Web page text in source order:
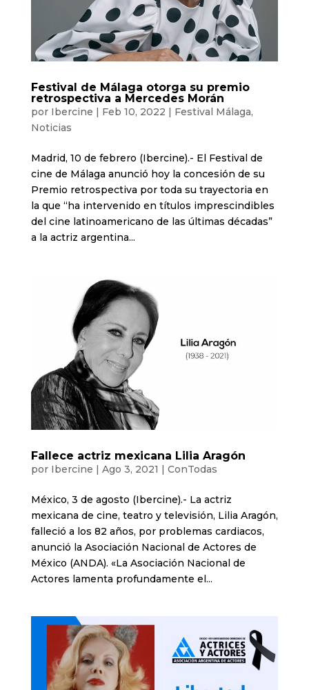
Festival de Málaga otorga su premio
retrospectiva a Mercedes Morán
por Ibercine Feb 10, 2022 Festival Málaga,
Noticias
Madrid, 10 de febrero (Ibercine).- El Festival de
cine de Málaga anunció hoy la concesión de su
Premio retrospectiva por toda su trayectoria en
la que “ha intervenido en títulos imprescindibles
del cine latinoamericano de las últimas décadas”
a la actriz argentina...
Fallece actriz mexicana Lilia Aragón
por Ibercine | Ago 3, 2021 | ConTodas
México, 3 de agosto (Ibercine).- La actriz
mexicana de cine, teatro y televisión, Lilia Aragón,
falleció a los 82 años, por problemas cardiacos,
anunció la Asociación Nacional de Actores de
México (ANDA). «La Asociación Nacional de
Actores lamenta profundamente el...